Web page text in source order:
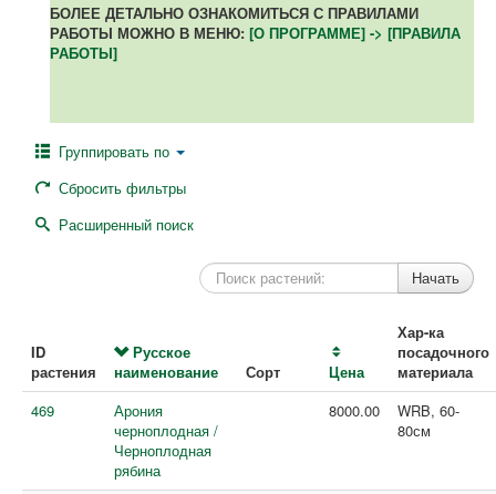
БОЛЕЕ ДЕТАЛЬНО ОЗНАКОМИТЬСЯ С ПРАВИЛАМИ
РАБОТЫ МОЖНО В МЕНЮ: [О ПРОГРАММЕ] -> [ПРАВИЛА
РАБОТЫ]
Группировать по
Сбросить фильтры
Расширенный поиск
ID
растения
Русское
наименование
Сорт Цена
Хар-ка
посадочного
материала
469
Арония
черноплодная /
Черноплодная
рябина
8000.00
WRB, 60-
80см